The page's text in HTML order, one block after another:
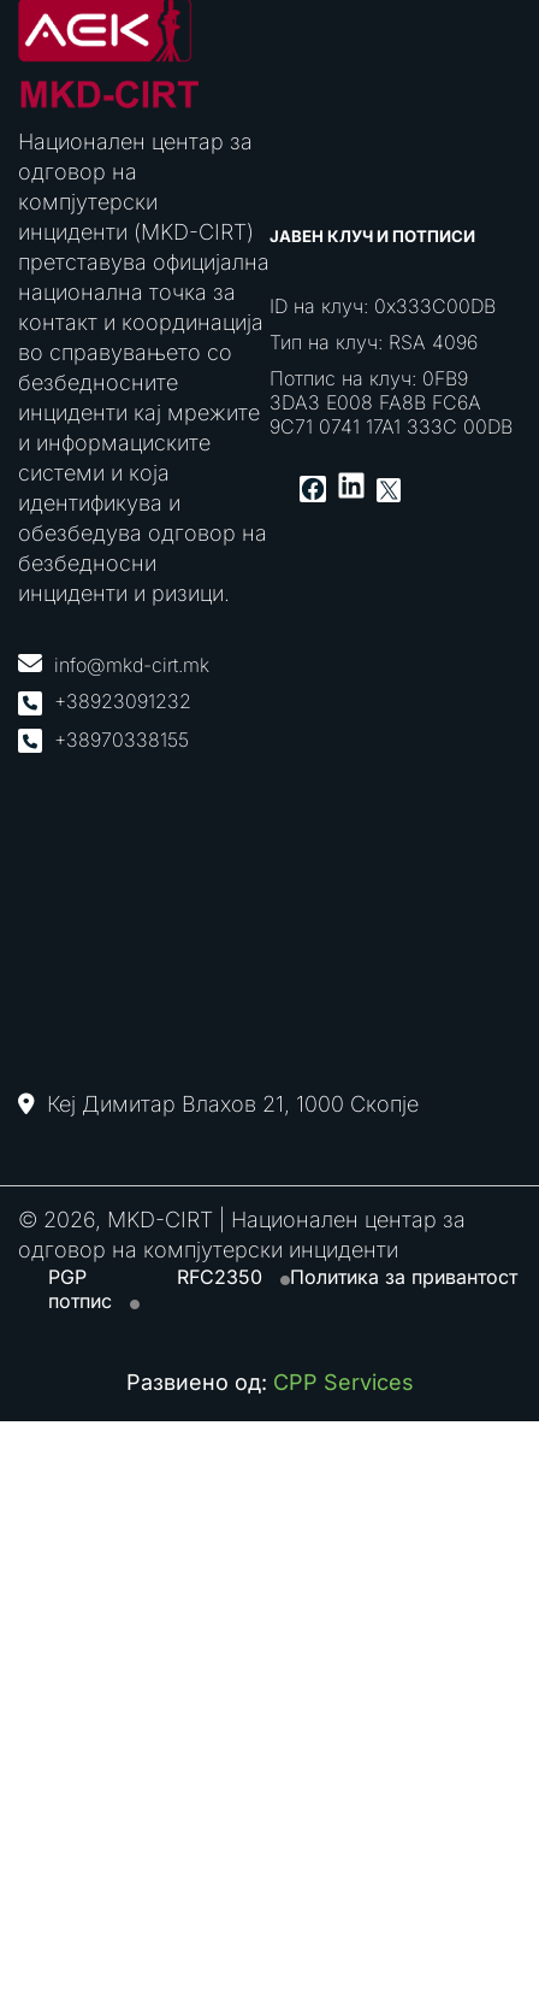
Национален центар за
одговор на
компјутерски
инциденти (MKD-CIRT)
претставува официјална
национална точка за
контакт и координација
во справувањето со
безбедносните
инциденти кај мрежите
и информациските
системи и која
идентификува и
обезбедува одговор на
безбедносни
инциденти и ризици.
info@mkd-cirt.mk
+38923091232
+38970338155
ЈАВЕН КЛУЧ И ПОТПИСИ
ID на клуч: 0x333C00DB
Тип на клуч: RSA 4096
Потпис на клуч: 0FB9
3DA3 E008 FA8B FC6A
9C71 0741 17A1 333C 00DB
Facebook
LinkedIn
X
Кеј Димитар Влахов 21, 1000 Скопје
© 2026, MKD-CIRT | Национален центар за
одговор на компјутерски инциденти
PGP
потпис
RFC2350 Политика за привантост
Развиено од: CPP Services